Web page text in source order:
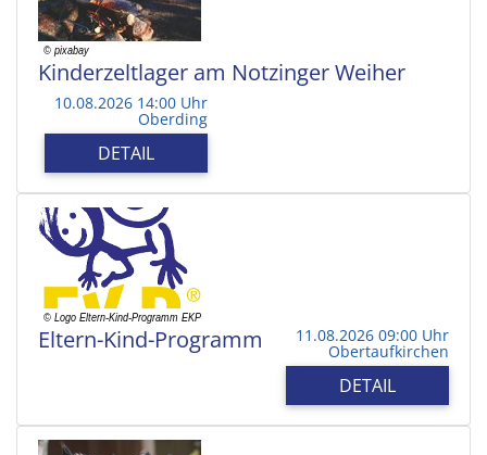
Kinderzeltlager am Notzinger Weiher
10.08.2026 14:00 Uhr
Oberding
DETAIL
Eltern-Kind-Programm 11.08.2026 09:00 Uhr
Obertaufkirchen
DETAIL